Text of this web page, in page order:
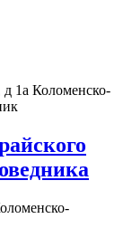
д 1а Коломенско-